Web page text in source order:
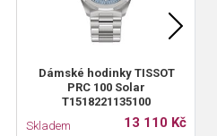
Dámské hodinky TISSOT
PRC 100 Solar
T1518221135100
Skladem
13 110 Kč